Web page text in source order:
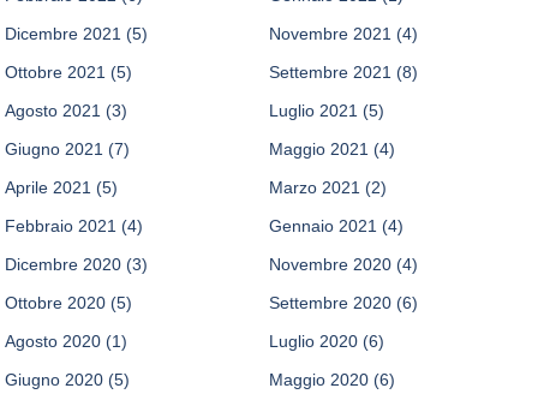
Dicembre 2021 (5) Novembre 2021 (4)
Ottobre 2021 (5) Settembre 2021 (8)
Agosto 2021 (3) Luglio 2021 (5)
Giugno 2021 (7) Maggio 2021 (4)
Aprile 2021 (5) Marzo 2021 (2)
Febbraio 2021 (4) Gennaio 2021 (4)
Dicembre 2020 (3) Novembre 2020 (4)
Ottobre 2020 (5) Settembre 2020 (6)
Agosto 2020 (1) Luglio 2020 (6)
Giugno 2020 (5) Maggio 2020 (6)